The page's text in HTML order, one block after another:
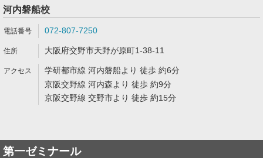
河内磐船校
072-807-7250
大阪府交野市天野が原町1-38-11
学研都市線 河内磐船より 徒歩 約6分
京阪交野線 河内森より 徒歩 約9分
京阪交野線 交野市より 徒歩 約15分
第一ゼミナール